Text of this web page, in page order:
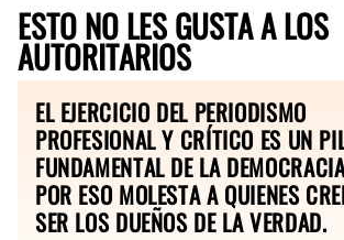
ESTO NO LES GUSTA A LOS
AUTORITARIOS
EL EJERCICIO DEL PERIODISMO
PROFESIONAL Y CRÍTICO ES UN
FUNDAMENTAL DE LA
POR ESO MOLESTA A QUIENES
SER LOS DUEÑOS DE LA VERDAD.